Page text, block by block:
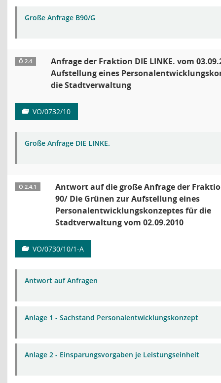
Große Anfrage B90/G
Ö 2.4
Anfrage der Fraktion DIE LINKE. vom
Aufstellung eines
die Stadtverwaltung
VO/0732/10
Große Anfrage DIE LINKE.
Ö 2.4.1
Antwort auf die große Anfrage der
90/ Die Grünen zur Aufstellung eines
Personalentwicklungskonzeptes für die
Stadtverwaltung vom 02.09.2010
VO/0730/10/1-A
Antwort auf Anfragen
Anlage 1 - Sachstand Personalentwicklungskonzept
Anlage 2 - Einsparungsvorgaben je Leistungseinheit